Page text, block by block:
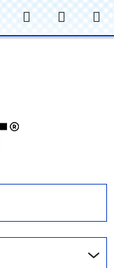
Hledat
KOŠÍK